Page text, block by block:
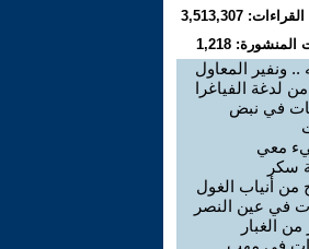
3,513,307
المنشورة: 1,218
ونفير المعاول
لدغة الفياغرا
في نبض
معي
سكر
من أنياب الغول
في عين النصر
الغبار
في مهب